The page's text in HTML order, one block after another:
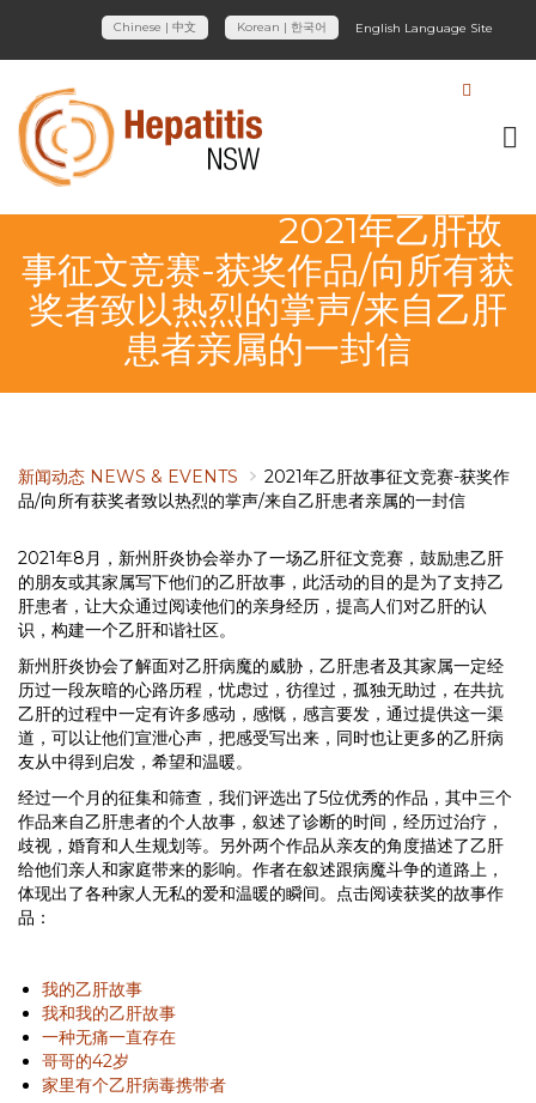
Chinese | 中文 Korean | 한국어 English Language Site
2021年乙肝故
事征文竞赛-获奖作品/向所有获
奖者致以热烈的掌声/来自乙肝
患者亲属的一封信
新闻动态 NEWS & EVENTS
2021年乙肝故事征文竞赛-获奖作
品/向所有获奖者致以热烈的掌声/来自乙肝患者亲属的一封信
2021年8月，新州肝炎协会举办了一场乙肝征文竞赛，鼓励患乙肝
的朋友或其家属写下他们的乙肝故事，此活动的目的是为了支持乙
肝患者，让大众通过阅读他们的亲身经历，提高人们对乙肝的认
识，构建一个乙肝和谐社区。
新州肝炎协会了解面对乙肝病魔的威胁，乙肝患者及其家属一定经
历过一段灰暗的心路历程，忧虑过，彷徨过，孤独无助过，在共抗
乙肝的过程中一定有许多感动，感慨，感言要发，通过提供这一渠
道，可以让他们宣泄心声，把感受写出来，同时也让更多的乙肝病
友从中得到启发，希望和温暖。
经过一个月的征集和筛查，我们评选出了5位优秀的作品，其中三个
作品来自乙肝患者的个人故事，叙述了诊断的时间，经历过治疗，
歧视，婚育和人生规划等。另外两个作品从亲友的角度描述了乙肝
给他们亲人和家庭带来的影响。作者在叙述跟病魔斗争的道路上，
体现出了各种家人无私的爱和温暖的瞬间。点击阅读获奖的故事作
品：
我的乙肝故事
我和我的乙肝故事
一种无痛一直存在
哥哥的42岁
家里有个乙肝病毒携带者